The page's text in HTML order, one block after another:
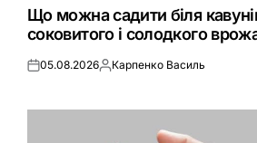
УЩо можна садити біля
соковитого і солодкого
Оприлюднено
05.08.2026Опубліковано
Карпенко Василь